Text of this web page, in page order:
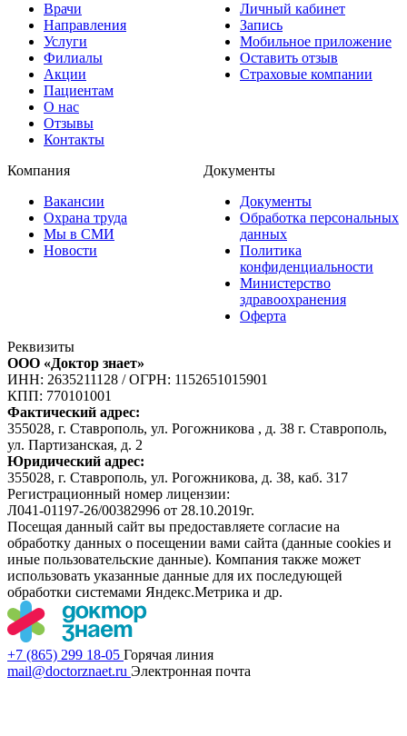
Врачи
Направления
Услуги
Филиалы
Акции
Пациентам
О нас
Отзывы
Контакты
Личный кабинет
Запись
Мобильное приложение
Оставить отзыв
Страховые компании
Компания
Вакансии
Охрана труда
Мы в СМИ
Новости
Документы
Документы
Обработка персональных
данных
Политика
конфиденциальности
Министерство
здравоохранения
Оферта
Реквизиты
ООО «Доктор знает»
ИНН: 2635211128 /ОГРН: 1152651015901
КПП: 770101001
Фактический адрес:
355028, г. Ставрополь, ул. Рогожникова , д. 38 г. Ставрополь,
ул. Партизанская, д. 2
Юридический адрес:
355028, г. Ставрополь, ул. Рогожникова, д. 38, каб. 317
Регистрационный номер лицензии:
Л041-01197-26/00382996 от 28.10.2019г.
Посещая данный сайт вы предоставляете согласие на
обработку данных о посещении вами сайта (данные cookies и
иные пользовательские данные). Компания также может
использовать указанные данные для их последующей
обработки системами Яндекс.Метрика и др.
+7 (865) 299 18-05 Горячая линия
mail@doctorznaet.ru Электронная почта